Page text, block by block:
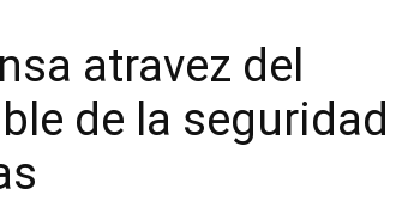
atravez del
de la seguridad